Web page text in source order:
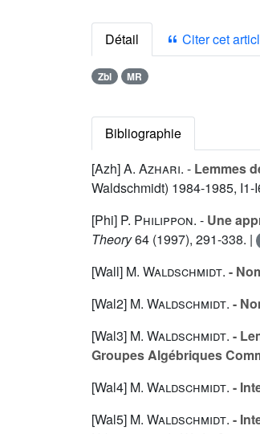
Détail Citer cet
Zbl MR
Bibliographie
[Azh]A. Azhari. - Lemmes
Waldschmidt) 1984-1985, I1-
[Phi] P. Philippon. - Une
Theory64 (1997), 291-338. |
[Wall] M. Waldschmidt. -
[Wal2] M. Waldschmidt. -
[Wal3] M. Waldschmidt. -
Groupes Algébriques
[Wal4] M. Waldschmidt. -
[Wal5] M. Waldschmidt. -